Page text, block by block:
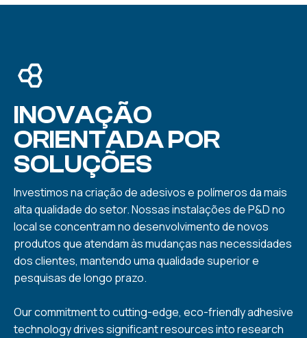
INOVAÇÃO
ORIENTADA POR
SOLUÇÕES
Investimos na criação de adesivos e polímeros da mais
alta qualidade do setor. Nossas instalações de P&D no
local se concentram no desenvolvimento de novos
produtos que atendam às mudanças nas necessidades
dos clientes, mantendo uma qualidade superior e
pesquisas de longo prazo.
Our commitment to cutting-edge, eco-friendly adhesive
technology drives significant resources into research